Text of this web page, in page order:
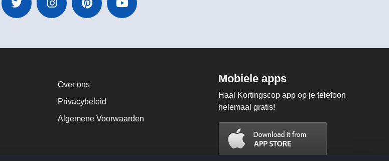
Over ons
Privacybeleid
Algemene Voorwaarden
Mobiele apps
Haal Kortingscop app op je telefoon
helemaal gratis!